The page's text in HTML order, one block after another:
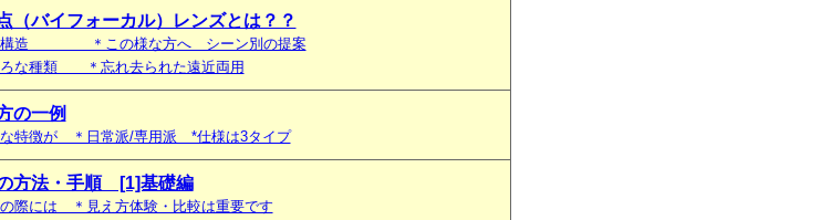
（バイフォーカル）レンズとは？？
構造 ＊この様な方へ シーン別の提案
ろな種類 ＊忘れ去られた遠近両用
の一例
な特徴が ＊日常派/専用派 *仕様は3タイプ
方法・手順 [1]基礎編
の際には ＊見え方体験・比較は重要です